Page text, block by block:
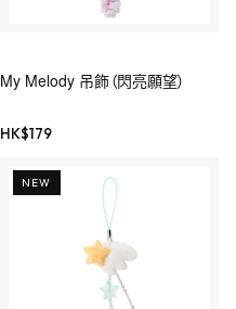
My Melody 吊飾（閃亮願望）
HK$179
NEW